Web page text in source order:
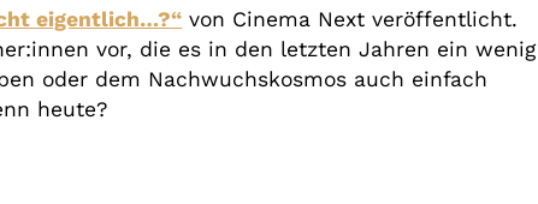
eigentlich…?“ von Cinema Next veröffentlicht.
vor, die es in den letzten Jahren ein wenig
oder dem Nachwuchskosmos auch einfach
heute?